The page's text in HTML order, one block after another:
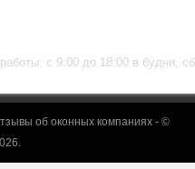
с 9:00 до 18:00 в будни,
об оконных компаниях - ©